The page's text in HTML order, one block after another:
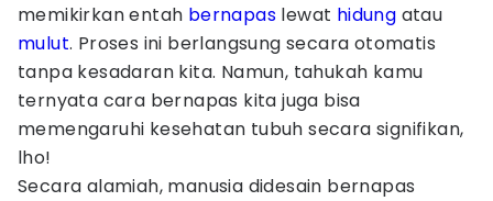
memikirkan entah bernapas lewat hidung atau
mulut. Proses ini berlangsung secara otomatis
tanpa kesadaran kita. Namun, tahukah kamu
ternyata cara bernapas kita juga bisa
memengaruhi kesehatan tubuh secara signifikan,
lho!
Secara alamiah, manusia didesain bernapas